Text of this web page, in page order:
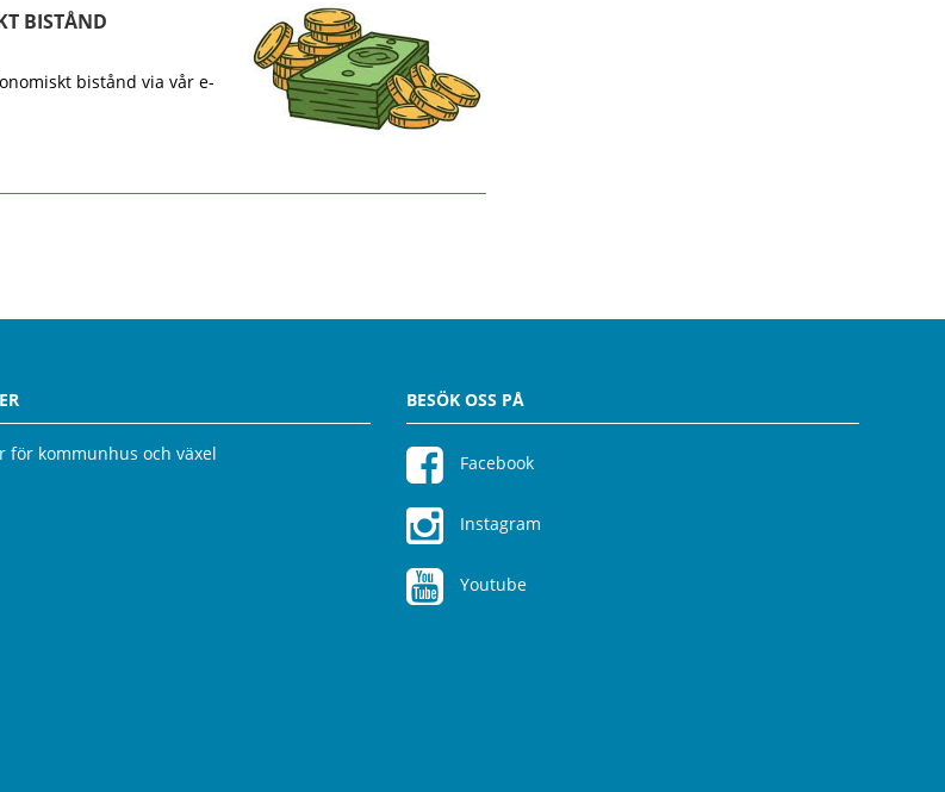
BISTÅND
bistånd via vår e-
för kommunhus och växel
BESÖK OSS PÅ
Facebook
Instagram
Youtube